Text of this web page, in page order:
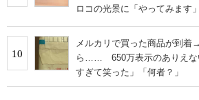
ロコの光景に「やってみます」
10
メルカリで買った商品が到着
ら…… 650万表示のありえな
すぎて笑った」「何者？」